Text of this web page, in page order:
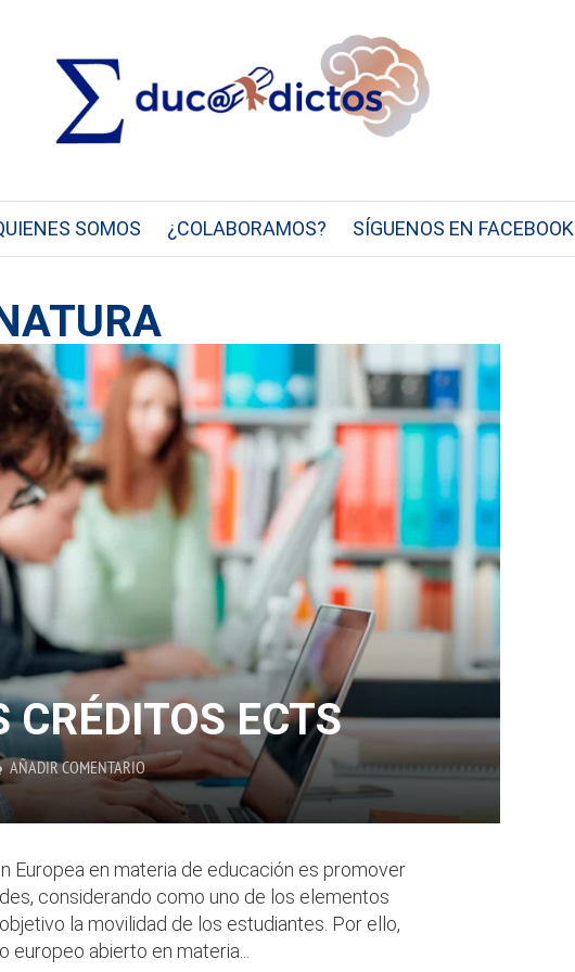
SOMOS ¿COLABORAMOS? SÍGUENOS EN FACEBOOK
CRÉDITOS ECTS
AÑADIR COMENTARIO
Europea en materia de educación es promover
considerando como uno de los elementos
la movilidad de los estudiantes. Por ello,
abierto en materia...